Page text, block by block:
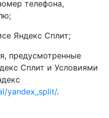
телефона,
Яндекс Сплит;
предусмотренные
Сплит и Условиями
yandex_split/.